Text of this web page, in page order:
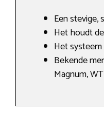
Een stevige,
Het houdt
Het
Bekende
Magnum,